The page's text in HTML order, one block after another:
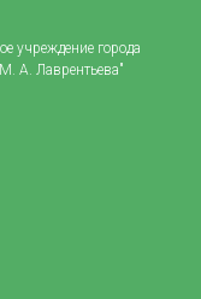
учреждение города
А. Лаврентьева"